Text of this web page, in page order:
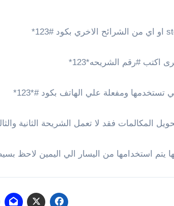
استخدامها من اليسار الي اليمين لاحظ بسيطة جداً